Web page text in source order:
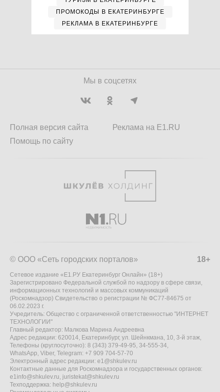
ПРОМОКОДЫ В ЕКАТЕРИНБУРГЕ
РЕКЛАМА В ЕКАТЕРИНБУРГЕ
Мы в соцсетях
Полная версия сайта
Помощь по сайту
Реклама на E1.RU
18+
© ООО «Сеть городских порталов»
Сетевое издание «Е1.РУ Екатеринбург Онлайн» (18+)
Зарегистрировано Федеральной службой по надзору в сфере связи,
информационных технологий и массовых коммуникаций
(Роскомнадзор) Свидетельство о регистрации № ФС77-84675 от
06.02.2023 г.
Учредитель: Общество с ограниченной ответственностью "ИНТЕРНЕТ
ТЕХНОЛОГИИ"
Главный редактор: Малкова Марина Андреевна
Адрес редакции: 620014, Екатеринбург, ул. Шейнкмана, 10, 3-й этаж,
Телефоны (круглосуточно): 8 (343) 379-49-95, 34-555-34,
WhatsApp, Viber, Telegram: +7 909 704-57-70
Электронный адрес редакции: e1@shkulev.ru
Контактные данные для Роскомнадзора и государственных органов:
e1info@shkulev.ru, juristekat@shkulev.ru
Техподдержка: help@shkulev.ru